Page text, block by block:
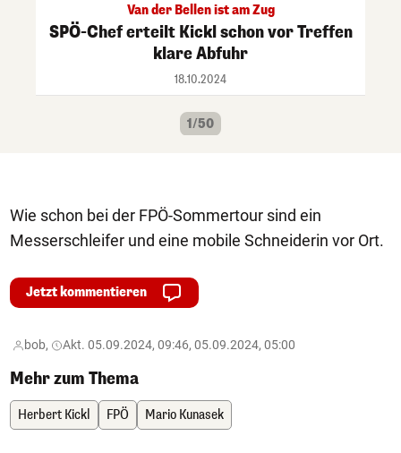
Van der Bellen ist am Zug
SPÖ-Chef erteilt Kickl schon vor Treffen
klare Abfuhr
18.10.2024
1/50
Wie schon bei der FPÖ-Sommertour sind ein
Messerschleifer und eine mobile Schneiderin vor Ort.
Jetzt kommentieren
bob, Akt. 05.09.2024, 09:46, 05.09.2024, 05:00
Mehr zum Thema
Herbert Kickl FPÖ Mario Kunasek